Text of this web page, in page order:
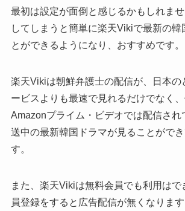
最初は設定が面倒と感じるかもしれま
してしまうと簡単に楽天Vikiで最新の韓
とができるようになり、おすすめです。
楽天Vikiは朝鮮弁護士の配信が、日本の
ービスよりも最速で見れるだけでなく
Amazonプライム・ビデオでは配信され
送中の最新韓国ドラマが見ることがで
す。
また、楽天Vikiは無料会員でも利用はで
員登録をすると広告配信が無くなりま